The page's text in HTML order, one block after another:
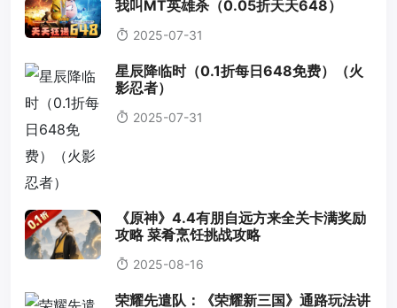
我叫MT英雄杀（0.05折天天648）
2025-07-31
星辰降临时（0.1折每日648免费）（火
影忍者）
2025-07-31
《原神》4.4有朋自远方来全关卡满奖励
攻略 菜肴烹饪挑战攻略
2025-08-16
荣耀先遣队：《荣耀新三国》通路玩法讲